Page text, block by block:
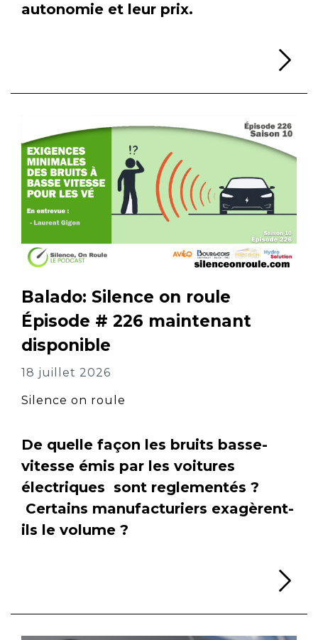
autonomie et leur prix.
Balado: Silence on roule
Épisode # 226 maintenant
disponible
18 juillet 2026
Silence on roule
De quelle façon les bruits basse-
vitesse émis par les voitures
électriques sont reglementés ?
Certains manufacturiers exagèrent-
ils le volume ?